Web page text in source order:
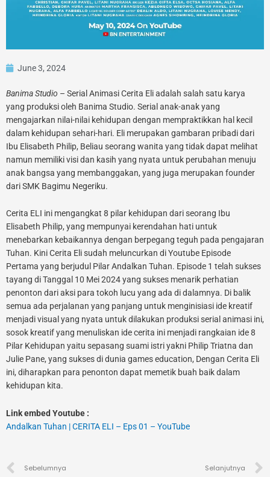
June 3, 2024
Banima Studio – Serial Animasi Cerita Eli adalah salah satu karya
yang produksi oleh Banima Studio. Serial anak-anak yang
mengajarkan nilai-nilai kehidupan dengan mempraktikkan hal kecil
dalam kehidupan sehari-hari. Eli merupakan gambaran pribadi dari
Ibu Elisabeth Philip, Beliau seorang wanita yang tidak dapat melihat
namun memiliki visi dan kasih yang nyata untuk perubahan menuju
anak bangsa yang membanggakan, yang juga merupakan founder
dari SMK Bagimu Negeriku.
Cerita ELI ini mengangkat 8 pilar kehidupan dari seorang Ibu
Elisabeth Philip, yang mempunyai kerendahan hati untuk
menebarkan kebaikannya dengan berpegang teguh pada pengajaran
Tuhan. Kini Cerita Eli sudah meluncurkan di Youtube Episode
Pertama yang berjudul Pilar Andalkan Tuhan. Episode 1 telah sukses
tayang di Tanggal 10 Mei 2024 yang sukses menarik perhatian
penonton dari aksi para tokoh lucu yang ada di dalamnya. Di balik
semua ada perjalanan yang panjang untuk menginisiasi ide kreatif
menjadi visual yang nyata untuk dilakukan produksi serial animasi ini,
sosok kreatif yang menuliskan ide cerita ini menjadi rangkaian ide 8
Pilar Kehidupan yaitu sepasang suami istri yakni Philip Triatna dan
Julie Pane, yang sukses di dunia games education, Dengan Cerita Eli
ini, diharapkan para penonton dapat memetik buah baik dalam
kehidupan kita.
Link embed Youtube :
Andalkan Tuhan | CERITA ELI – Eps 01 – YouTube
Prev
Sebelumnya Selanjutnya